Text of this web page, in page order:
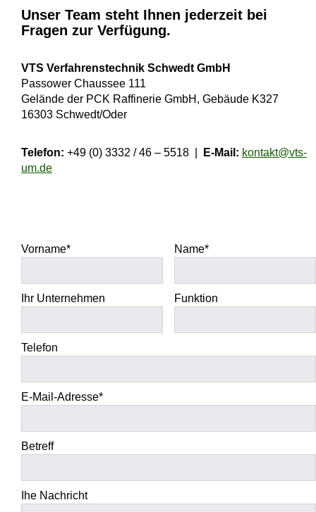
Unser Team steht Ihnen jederzeit bei
Fragen zur Verfügung.
VTS Verfahrenstechnik Schwedt GmbH
Passower Chaussee 111
Gelände der PCK Raffinerie GmbH, Gebäude K327
16303 Schwedt/Oder
Telefon: +49 (0) 3332 / 46 – 5518 | E-Mail: kontakt@vts-
um.de
Bitte lasse dieses Feld leer.
Bitte lasse dieses Feld leer.
Vorname* Name*
Ihr Unternehmen Funktion
Telefon
E-Mail-Adresse*
Betreff
Ihe Nachricht